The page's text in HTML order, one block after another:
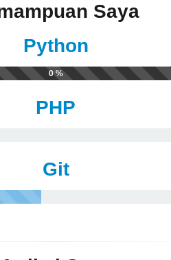
Saya
Python
0 %
PHP
Git